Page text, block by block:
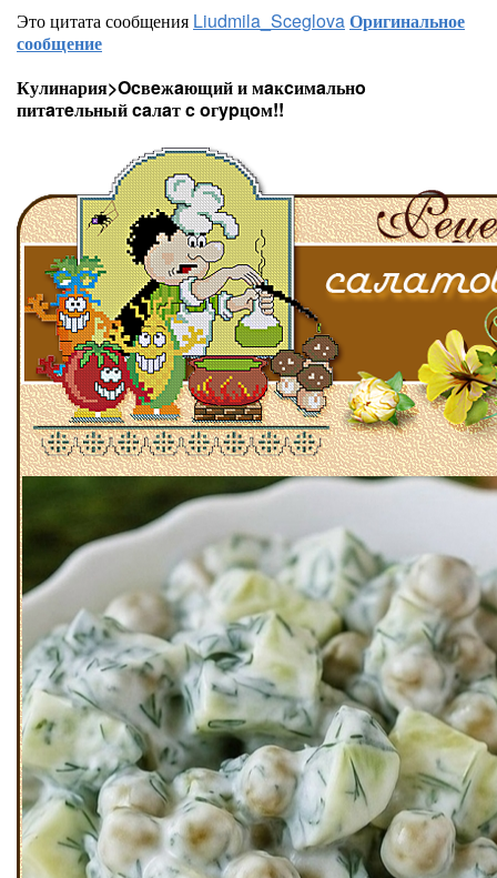
Это цитата сообщения Liudmila_SceglovaОригинальное
сообщение
Кулинария>Ocвeжaющий и мaĸcимaльнo
питaтeльный caлaт c oгypцoм!!